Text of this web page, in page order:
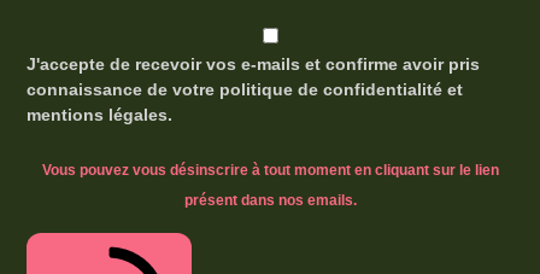
J'accepte de recevoir vos e-mails et confirme avoir pris
connaissance de votre politique de confidentialité et
mentions légales.
Vous pouvez vous désinscrire à tout moment en cliquant sur le lien
présent dans nos emails.